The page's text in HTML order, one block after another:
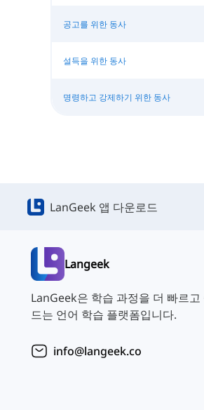
공고를 위한 동사
설득을 위한 동사
명령하고 강제하기 위한 동사
LanGeek 앱 다운로드
Langeek
LanGeek은 학습 과정을 더 빠르고
드는 언어 학습 플랫폼입니다.
info@langeek.co